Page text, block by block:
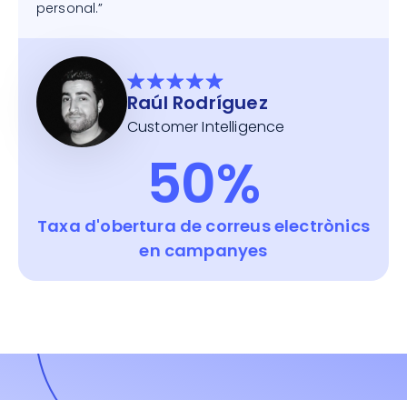
personal.”
Raúl Rodríguez
Customer Intelligence
50%
Taxa d'obertura de correus electrònics
en campanyes